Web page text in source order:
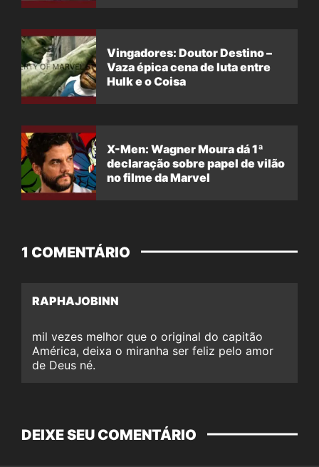
Vingadores: Doutor Destino –
Vaza épica cena de luta entre
Hulk e o Coisa
X-Men: Wagner Moura dá 1ª
declaração sobre papel de vilão
no filme da Marvel
1 COMENTÁRIO
RAPHAJOBINN
mil vezes melhor que o original do capitão
América, deixa o miranha ser feliz pelo amor
de Deus né.
DEIXE SEU COMENTÁRIO